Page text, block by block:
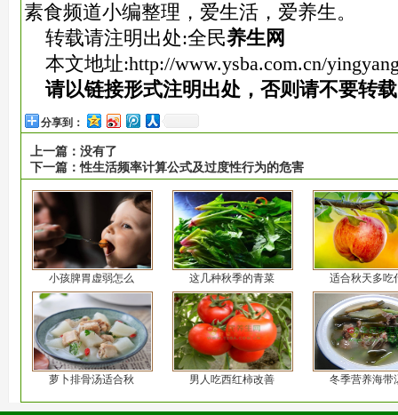
素食频道小编整理，爱生活，爱养生。
转载请注明出处:全民养生网
本文地址:http://www.ysba.com.cn/
请以链接形式注明出处，否则请不要转
分享到：
上一篇： 没有了
下一篇：性生活频率计算公式及过度性行为的危害
小孩脾胃虚弱怎么 这几种秋季的青菜 适合秋天多吃
萝卜排骨汤适合秋 男人吃西红柿改善 冬季营养海带